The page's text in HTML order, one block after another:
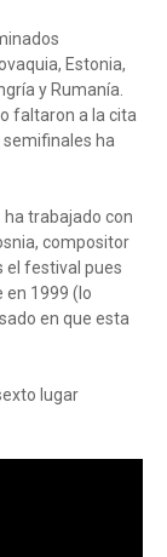
Estonia,
y Rumanía.
faltaron a la cita
semifinales ha
trabajado con
compositor
el festival pues
en 1999 (lo
en que esta
lugar